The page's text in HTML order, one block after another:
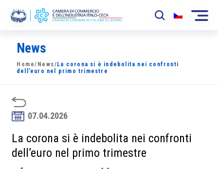
La Camera
News
Sviluppo Mercato
Soci
Partner
News
Home/ News/ La corona si è indebolita nei confronti
dell’euro nel primo trimestre
07.04.2026
La corona si è indebolita nei confronti
dell’euro nel primo trimestre